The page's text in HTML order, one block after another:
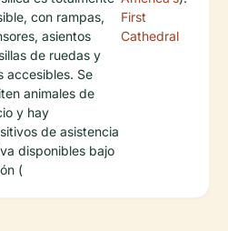
con rampas,
asientos
de ruedas y
accesibles. Se
animales de
y hay
de asistencia
disponibles bajo
(
First
Cathedral